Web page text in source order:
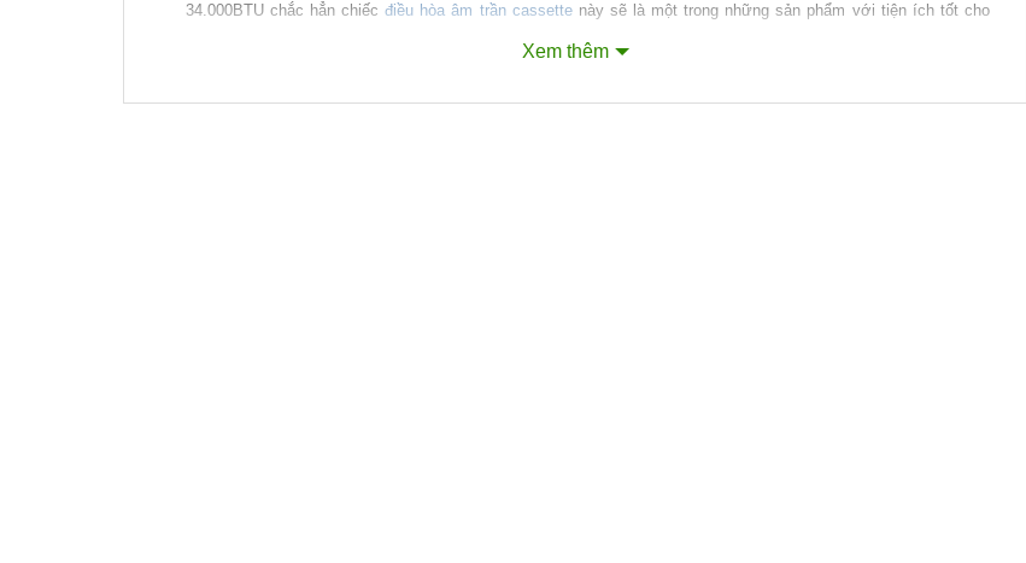
34.000BTU chắc hẳn chiếcđiều hòa âm trần cassettenày sẽ là một trong những sản phẩm với tiện ích tốt cho
Xem thêm